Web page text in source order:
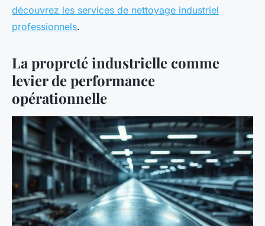
découvrez les services de nettoyage industriel
professionnels.
La propreté industrielle comme
levier de performance
opérationnelle